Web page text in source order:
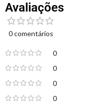
Avaliações
0 comentários
0
0
0
0